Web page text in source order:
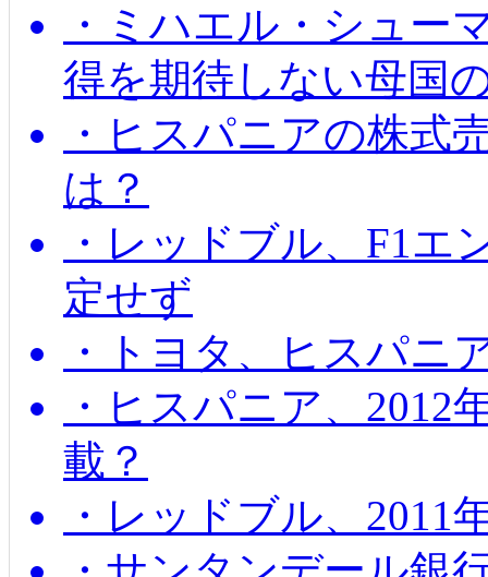
・ミハエル・シュー
得を期待しない母国
・ヒスパニアの株式
は？
・レッドブル、F1エ
定せず
・トヨタ、ヒスパニ
・ヒスパニア、2012
載？
・レッドブル、2011